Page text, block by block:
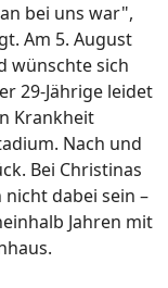
bei uns war",
Am 5. August
wünschte sich
29-Jährige leidet
Krankheit
Nach und
Bei Christinas
dabei sein –
Jahren mit